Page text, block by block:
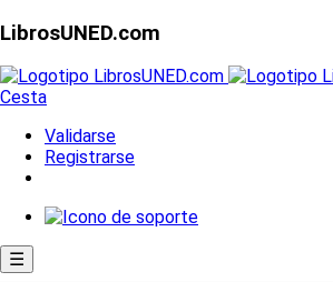
LibrosUNED.com
Cesta
Validarse
Registrarse
☰